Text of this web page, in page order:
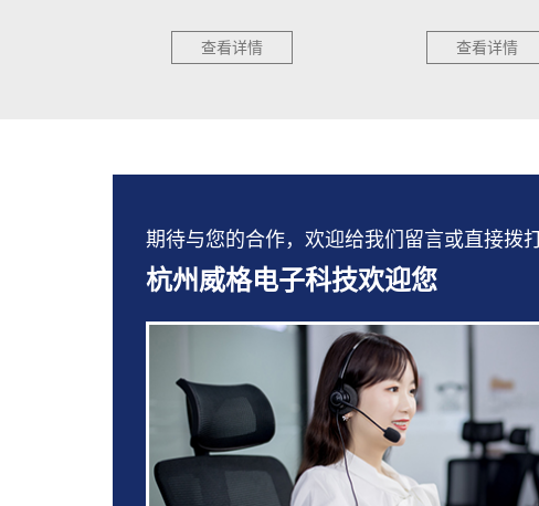
查看详情 查看详情
期待与您的合作，欢迎给我们留言或直接拨
杭州威格电子科技欢迎您